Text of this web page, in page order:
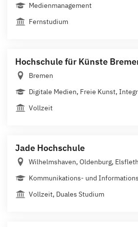
Medienmanagement
Fernstudium
Hochschule für Künste
Bremen
Digitale Medien, Freie Kunst,
Vollzeit
Jade Hochschule
Wilhelmshaven, Oldenburg, Elsfleth
Kommunikations- und
Vollzeit, Duales Studium